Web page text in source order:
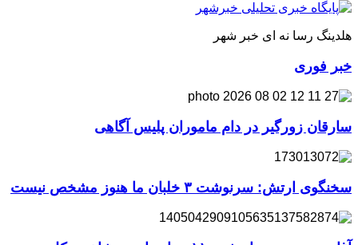
هلدینگ رسا نه ای خبر شهر
خبر فوری
سارقان زورگیر در دام ماموران پلیس آگاهی
سخنگوی ارتش: سرنوشت ۳ خلبان ما هنوز مشخص نیست